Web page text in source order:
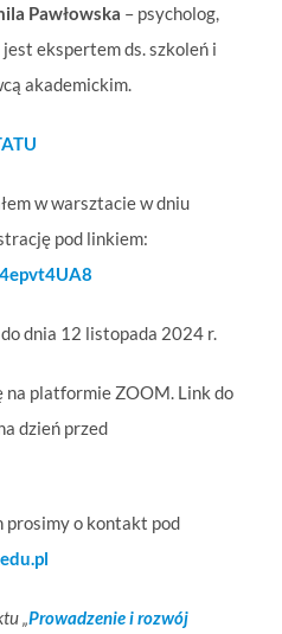
Pawłowska – psycholog,
ekspertem ds. szkoleń i
akademickim.
w warsztacie w dniu
pod linkiem:
dnia 12 listopada 2024 r.
na platformie ZOOM. Link do
dzień przed
prosimy o kontakt pod
„Prowadzenie i rozwój